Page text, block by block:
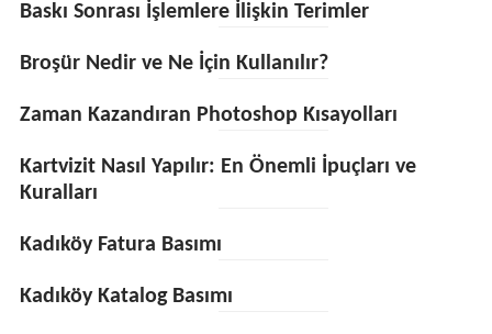
Baskı Sonrası İşlemlere İlişkin Terimler
Broşür Nedir ve Ne İçin Kullanılır?
Zaman Kazandıran Photoshop Kısayolları
Kartvizit Nasıl Yapılır: En Önemli İpuçları ve
Kuralları
Kadıköy Fatura Basımı
Kadıköy Katalog Basımı